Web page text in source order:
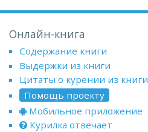
Онлайн-книга
Содержание книги
Выдержки из книги
Цитаты о курении из книги
Помощь проекту
Мобильное приложение
Курилка отвечает